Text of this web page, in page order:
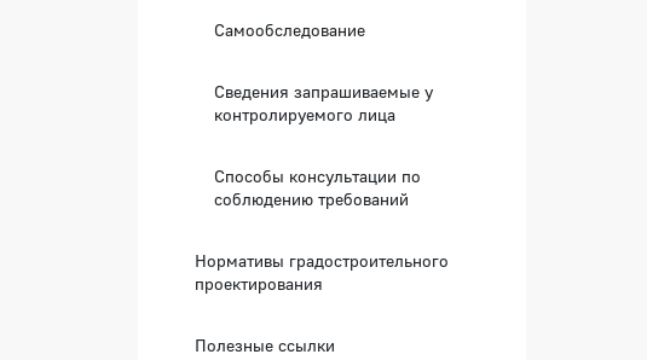
Самообследование
Сведения запрашиваемые у
контролируемого лица
Способы консультации по
соблюдению требований
Нормативы градостроительного
проектирования
Полезные ссылки